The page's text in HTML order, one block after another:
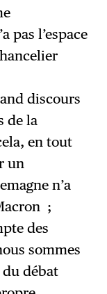
pas l’espace
discours
de la
en tout
un
n’a
;
des
sommes
du débat